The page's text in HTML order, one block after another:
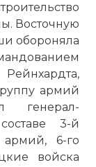
Восточную
обороняла
армий
генерал-
3-й
6-го
войска